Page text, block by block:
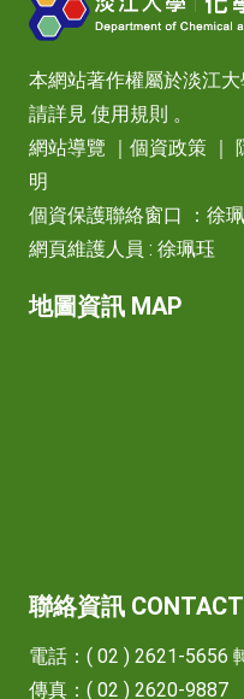
本網站著作權屬於淡江
請詳見 使用規則 。
網站導覽 ｜ 個資政策 ｜
明
個資保護聯絡窗口 ：徐
網頁維護人員 : 徐珮珏
地圖資訊 MAP
聯絡資訊 CONTACT
電話：( 02 ) 2621-5656
傳真：( 02 ) 2620-9887